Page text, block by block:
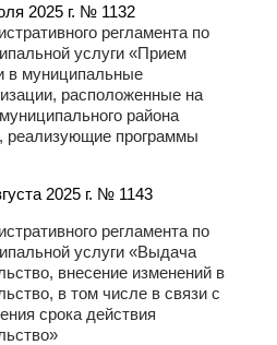
2025 г. № 1132
регламента по
услуги «Прием
в муниципальные
расположенные на
района
реализующие программы
2025 г. № 1143
регламента по
услуги «Выдача
внесение изменений в
в том числе в связи с
срока действия